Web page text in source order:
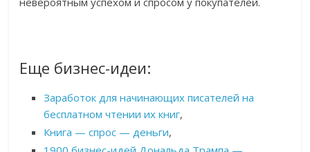
Еще бизнес-идеи:
Заработок для начинающих писателей на
бесплатном чтении их книг,
Книга — спрос — деньги,